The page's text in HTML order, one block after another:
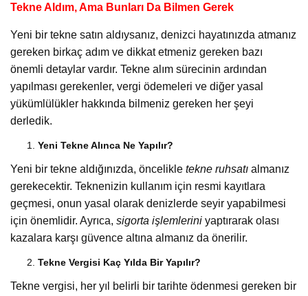
Tekne Aldım, Ama Bunları Da Bilmen Gerek
Yeni bir tekne satın aldıysanız, denizci hayatınızda atmanız
gereken birkaç adım ve dikkat etmeniz gereken bazı
önemli detaylar vardır. Tekne alım sürecinin ardından
yapılması gerekenler, vergi ödemeleri ve diğer yasal
yükümlülükler hakkında bilmeniz gereken her şeyi
derledik.
Yeni Tekne Alınca Ne Yapılır?
Yeni bir tekne aldığınızda, öncelikle tekne ruhsatı almanız
gerekecektir. Teknenizin kullanım için resmi kayıtlara
geçmesi, onun yasal olarak denizlerde seyir yapabilmesi
için önemlidir. Ayrıca, sigorta işlemlerini yaptırarak olası
kazalara karşı güvence altına almanız da önerilir.
Tekne Vergisi Kaç Yılda Bir Yapılır?
Tekne vergisi, her yıl belirli bir tarihte ödenmesi gereken bir